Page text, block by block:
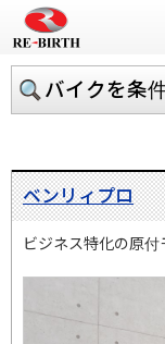
バイクを条
ベンリィプロ
ビジネス特化の原付